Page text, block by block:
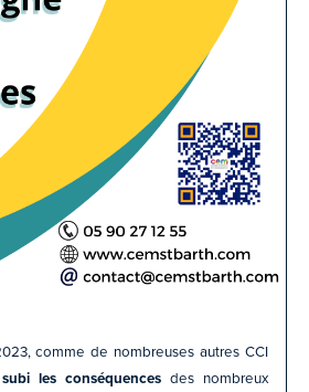
comme de nombreuses autres CCI
les conséquences des nombreux